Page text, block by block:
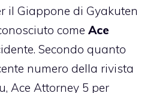
il Giappone di Gyakuten
come Ace
Secondo quanto
numero della rivista
Ace Attorney 5 per